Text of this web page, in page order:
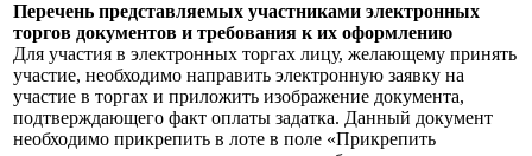
Перечень представляемых участниками электронных
торгов документов и требования к их оформлению
Для участия в электронных торгах лицу, желающему принять
участие, необходимо направить электронную заявку на
участие в торгах и приложить изображение документа,
подтверждающего факт оплаты задатка. Данный документ
необходимо прикрепить в лоте в поле «Прикрепить